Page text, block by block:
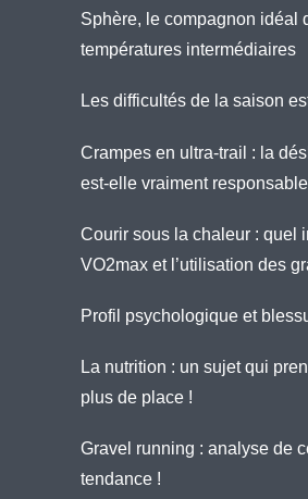
Sphère, le compagnon idéal
températures intermédiaires
Les difficultés de la saison
Crampes en ultra-trail : la
est-elle vraiment
Courir sous la chaleur : quel
VO2max et l’utilisation des
Profil psychologique et
La nutrition : un sujet qui
plus de place !
Gravel running : analyse de
tendance !